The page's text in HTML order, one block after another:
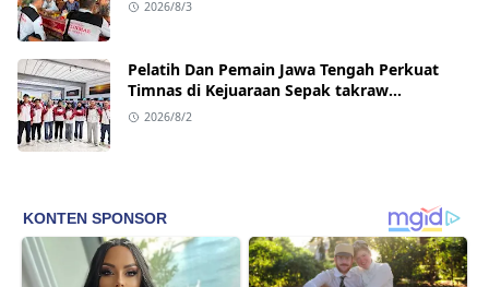
2026/8/3
Pelatih Dan Pemain Jawa Tengah Perkuat
Timnas di Kejuaraan Sepak takraw
Internasional
2026/8/2